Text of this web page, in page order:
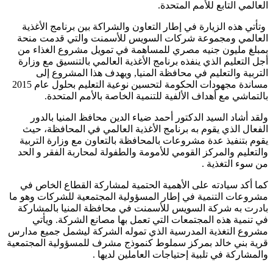
العالمي التابع للأمم المتحدة.
وتأتي هذه الزيارة في إطار التعاون والشراكة بين برنامج الأغذية
العالمي ومجموعة شركات السويس للأسمنت والتي قدمت منحة
بمبلغ مليون جنيه مصري للمساهمة في تمويل مشروع الغذاء من
أجل التعليم الذي ينفذه برنامج الأغذية العالمي بالتنسيق مع وزارة
التربية والتعليم في محافظة المنيا, ويهدف هذا المشروع إلى
مساندة مجهودات الحكومة لتحسين نوعية التعليم بحلول عام 2015
بالتماشي مع أهداف الألفية للتنمية الخاصة بالأمم المتحدة.
ولقد أشاد السيد الدكتور أحمد ضياء الدين محافظ المنيا بالدور
الفعال الذي يقوم به برنامج الأغذية العالمي في المحافظة، حيث
يقوم بتنفيذ عدة مشروعات بالمحافظة بالتعاون مع وزارة التربية
والتعليم والمركز القومي للأمومة والطفولة لمحاربة الفقر و الحد
من سوء التغذية .
كما أكد سيادته على الأهمية الحتمية لمشاركة القطاع الخاص في
مشروعات التنمية في إطار المسؤولية المجتمعية للشركات وهو ما
بادرت به شركة السويس للأسمنت في محافظة المنيا بالمشاركة
في تنمية هذه المجتمعات التي تعمل بها مصانع الشركة. ويأتي
مشروع التغذية المدرسية الذي تموله الشركة ليشمل جميع مدارس
قرية بني خالد بمركز سملوط كنموذج مشرف للمسؤولية المجتمعية
والمشاركة في تلبية إحتياجات العاملين لديها .